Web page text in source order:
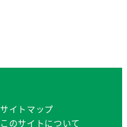
サイトマップ
このサイトについて